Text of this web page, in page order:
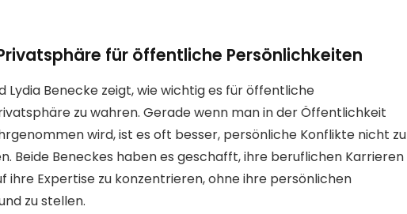
für öffentliche Persönlichkeiten
Lydia Benecke zeigt, wie wichtig es für öffentliche
zu wahren. Gerade wenn man in der Öffentlichkeit
wird, ist es oft besser, persönliche Konflikte nicht zu
Beide Beneckes haben es geschafft, ihre beruflichen Karrieren
ihre Expertise zu konzentrieren, ohne ihre persönlichen
zu stellen.